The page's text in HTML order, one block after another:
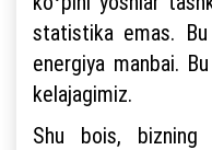
statistika emas.
energiya manbai.
kelajagimiz.
Shu bois, bizning